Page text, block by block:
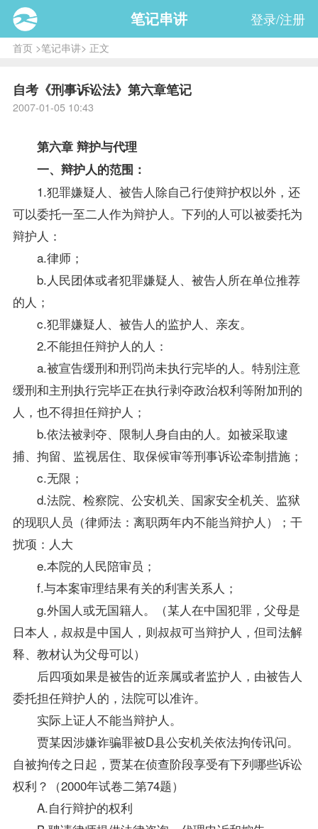
笔记串讲 登录/注册
首页>笔记串讲> 正文
自考《刑事诉讼法》第六章笔记
2007-01-05 10:43
第六章 辩护与代理
一、辩护人的范围：
1.犯罪嫌疑人、被告人除自己行使辩护权以外，还
可以委托一至二人作为辩护人。下列的人可以被委托为
辩护人：
a.律师；
b.人民团体或者犯罪嫌疑人、被告人所在单位推荐
的人；
c.犯罪嫌疑人、被告人的监护人、亲友。
2.不能担任辩护人的人：
a.被宣告缓刑和刑罚尚未执行完毕的人。特别注意
缓刑和主刑执行完毕正在执行剥夺政治权利等附加刑的
人，也不得担任辩护人；
b.依法被剥夺、限制人身自由的人。如被采取逮
捕、拘留、监视居住、取保候审等刑事诉讼牵制措施；
c.无限；
d.法院、检察院、公安机关、国家安全机关、监狱
的现职人员（律师法：离职两年内不能当辩护人）；干
扰项：人大
e.本院的人民陪审员；
f.与本案审理结果有关的利害关系人；
g.外国人或无国籍人。（某人在中国犯罪，父母是
日本人，叔叔是中国人，则叔叔可当辩护人，但司法解
释、 教材认为父母可以）
后四项如果是被告的近亲属或者监护人，由被告人
委托担任辩护人的，法院可以准许。
实际上证人不能当辩护人。
贾某因涉嫌诈骗罪被D县公安机关依法拘传讯问。
自被拘传之日起，贾某在侦查阶段享受有下列哪些诉讼
权利？（2000年试卷二第74题）
A.自行辩护的权利